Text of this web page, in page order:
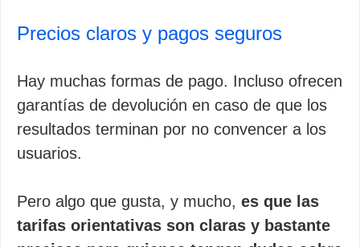
Precios claros y pagos seguros
Hay muchas formas de pago. Incluso ofrecen
garantías de devolución en caso de que los
resultados terminan por no convencer a los
usuarios.
Pero algo que gusta, y mucho, es que las
tarifas orientativas son claras y bastante